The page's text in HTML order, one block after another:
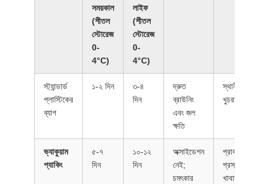
সময়কাল
(শীতল
স্টোরেজ
0-
4°C)
লাইফ
(শীতল
স্টোরেজ
0-
4°C)
স্ট্যান্ডার্ড
প্লাস্টিকের
ব্যাগ
১-২ দিন
৩-৪
দিন
দ্রুত
ব্রাউনিং
এবং জল
ক্ষতি
স্থানীয় ক্ষুদ্র
খুচরা
ভ্যাকুয়াম
প্যাকিং
৫-৭
দিন
১০-১২
দিন
অক্সাইডেশন
নেই;
চমৎকার
প্রাক-
প্রস্তুত
খাবার